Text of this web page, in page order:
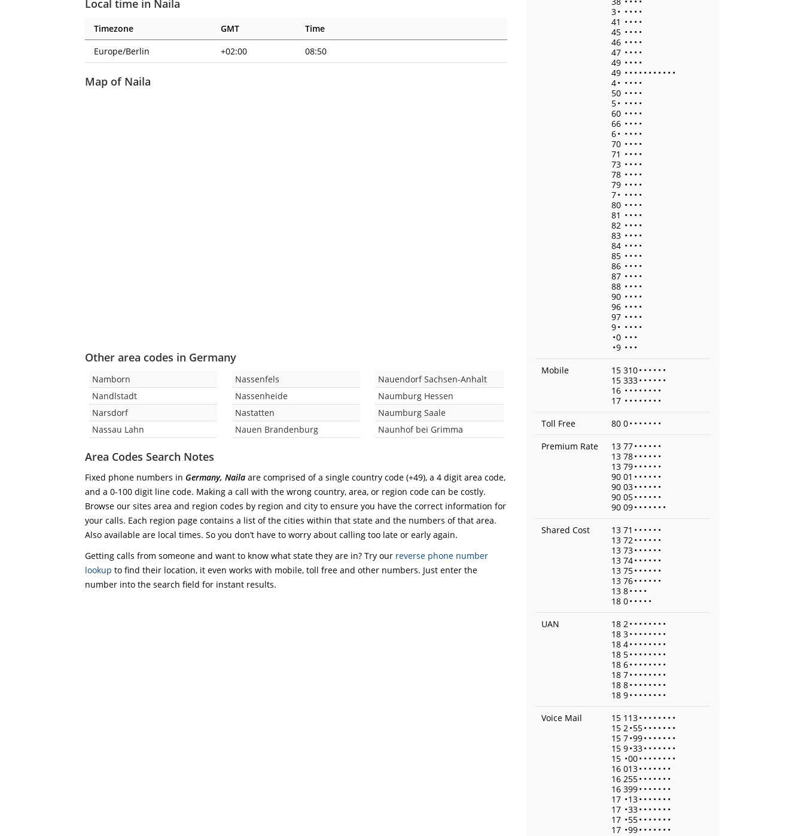
Local time in Naila
Timezone GMT
Time
Europe/Berlin
+02:00 08:50
Map of Naila
Other area codes in Germany
Namborn
Nandlstadt
Narsdorf
Nassau Lahn
Nassenfels
Nassenheide
Nastatten
Nauen Brandenburg
Nauendorf Sachsen-Anhalt
Naumburg Hessen
Naumburg Saale
Naunhof bei Grimma
Area Codes Search Notes
Fixed phone numbers in Germany, Naila are comprised of a single country code (+49), a 4 digit area code,
and a 0-100 digit line code. Making a call with the wrong country, area, or region code can be costly.
Browse our sites area and region codes by region and city to ensure you have the correct information for
your calls. Each region page contains a list of the cities within that state and the numbers of that area.
Also available are local times. So you don’t have to worry about calling too late or early again.
Getting calls from someone and want to know what state they are in? Try our reverse phone number
lookup to find their location, it even works with mobile, toll free and other numbers. Just enter the
number into the search field for instant results.
3• • • • •
41 • • • •
45 • • • •
46 • • • •
47 • • • •
49 • • • •
49 • • • • • • • • • • •
4• • • • •
50 • • • •
5• • • • •
60 • • • •
66 • • • •
6• • • • •
70 • • • •
71 • • • •
73 • • • •
78 • • • •
79 • • • •
7• • • • •
80 • • • •
81 • • • •
82 • • • •
83 • • • •
84 • • • •
85 • • • •
86 • • • •
87 • • • •
88 • • • •
90 • • • •
96 • • • •
97 • • • •
9• • • • •
•0 • • •
•9 • • •
Mobile
15 310• • • • • •
15 333• • • • • •
16 • • • • • • • •
17 • • • • • • • •
Toll Free
80 0• • • • • • •
Premium Rate
13 77• • • • • •
13 78• • • • • •
13 79• • • • • •
90 01 • • • • • •
90 03• • • • • •
90 05• • • • • •
90 09• • • • • • •
Shared Cost
13 71 • • • • • •
13 72• • • • • •
13 73• • • • • •
13 74• • • • • •
13 75• • • • • •
13 76• • • • • •
13 8• • • •
18 0• • • • •
UAN
18 2• • • • • • • •
18 3• • • • • • • •
18 4• • • • • • • •
18 5• • • • • • • •
18 6• • • • • • • •
18 7• • • • • • • •
18 8• • • • • • • •
18 9• • • • • • • •
Voice Mail
15 113• • • • • • • •
15 2•55• • • • • • •
15 7•99• • • • • • •
15 9•33• • • • • • •
15 •00• • • • • • • •
16 013• • • • • • •
16 255• • • • • • •
16 399• • • • • • •
17 •13• • • • • • •
17 •33• • • • • • •
17 •55• • • • • • •
17 •99• • • • • • •